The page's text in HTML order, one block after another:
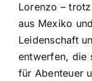
Lorenzo –
aus Mexiko
Leidenschaft
entwerfen, die
für Abenteuer